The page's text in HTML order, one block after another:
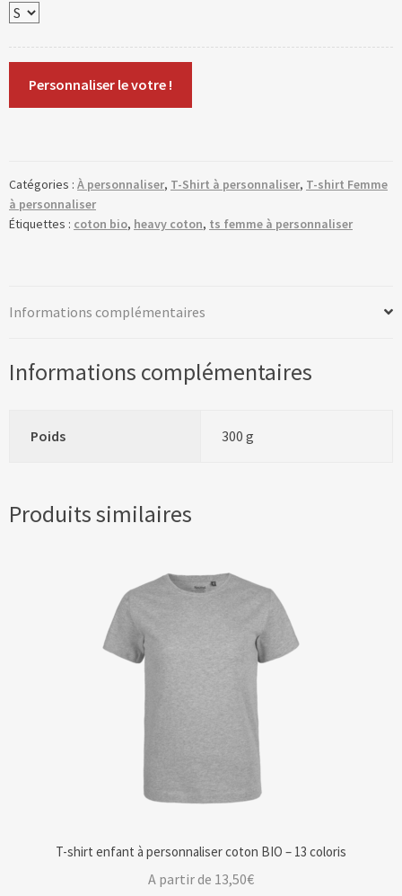
Personnaliser le votre !
Catégories : À personnaliser, T-Shirt à personnaliser, T-shirt Femme
à personnaliser
Étiquettes : coton bio, heavy coton, ts femme à personnaliser
Informations complémentaires
Informations complémentaires
Poids 300 g
Produits similaires
T-shirt enfant à personnaliser coton BIO – 13 coloris
A partir de 13,50€